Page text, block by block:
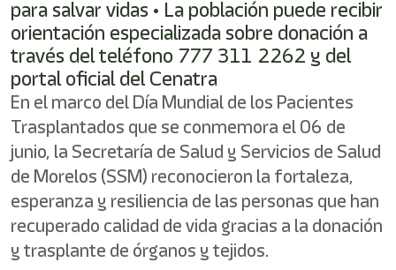
para salvar vidas • La población puede recibir
orientación especializada sobre donación a
través del teléfono 777 311 2262 y del
portal oficial del Cenatra
En el marco del Día Mundial de los Pacientes
Trasplantados que se conmemora el 06 de
junio, la Secretaría de Salud y Servicios de Salud
de Morelos (SSM) reconocieron la fortaleza,
esperanza y resiliencia de las personas que han
recuperado calidad de vida gracias a la donación
y trasplante de órganos y tejidos.